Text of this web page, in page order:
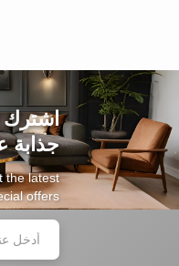
جذابة
the latest
offers